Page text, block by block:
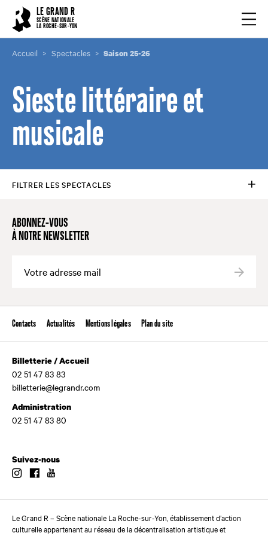
LE GRAND R
SCÈNE NATIONALE
LA ROCHE-SUR-YON
Accueil Spectacles Saison 25-26
Sieste littéraire et
musicale
FILTRER LES SPECTACLES
ABONNEZ-VOUS
À NOTRE NEWSLETTER
Contacts Actualités Mentions légales Plan du site
Billetterie / Accueil
02 51 47 83 83
billetterie@legrandr.com
Administration
02 51 47 83 80
Suivez-nous
InstagramFacebook
Le Grand R – Scène nationale La Roche-sur-Yon, établissement d’action
culturelle appartenant au réseau de la décentralisation artistique et
Cookies management panel